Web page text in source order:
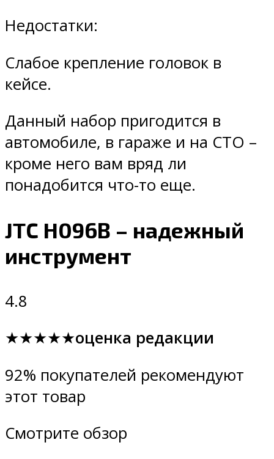
Недостатки:
Слабое крепление головок в
кейсе.
Данный набор пригодится в
автомобиле, в гараже и на СТО –
кроме него вам вряд ли
понадобится что-то еще.
JTC H096B – надежный
инструмент
4.8
★★★★★оценка редакции
92% покупателей рекомендуют
этот товар
Смотрите обзор